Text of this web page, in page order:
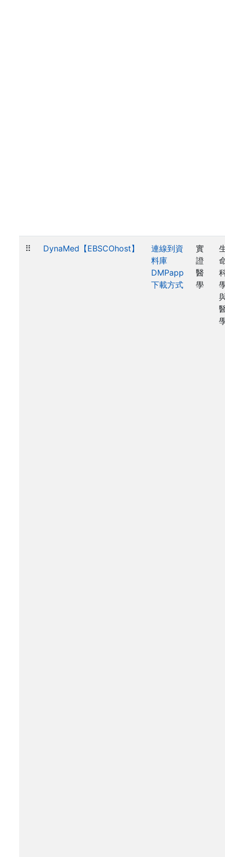
⠿ DynaMed【EBSCOhost】
連線到資
料庫
DMPapp
下載方式
實
證
醫
學